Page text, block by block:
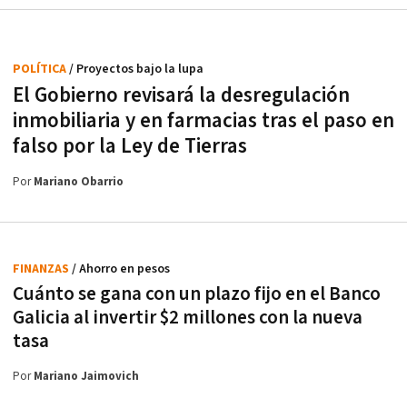
El Gobierno revisará la desregulación
inmobiliaria y en farmacias tras el paso en
falso por la Ley de Tierras
POLÍTICA/ Proyectos bajo la lupa
PorMariano Obarrio
Cuánto se gana con un plazo fijo en el Banco
Galicia al invertir $2 millones con la nueva
tasa
FINANZAS / Ahorro en pesos
PorMariano Jaimovich